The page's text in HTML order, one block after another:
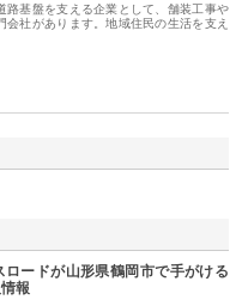
路基盤を支える企業として、舗装工事や
会社があります。地域住民の生活を支え
ードが山形県鶴岡市で手がける
報